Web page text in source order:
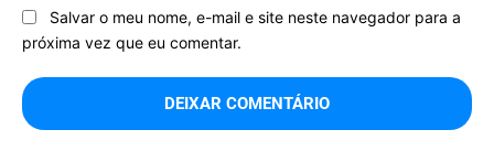
Salvar o meu nome, e-mail e site neste navegador para a
próxima vez que eu comentar.